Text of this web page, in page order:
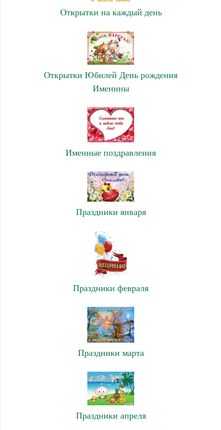
Открытки на каждый день
Открытки Юбилей День рождения
Именины
Именные поздравления
Праздники января
Праздники февраля
Праздники марта
Праздники апреля